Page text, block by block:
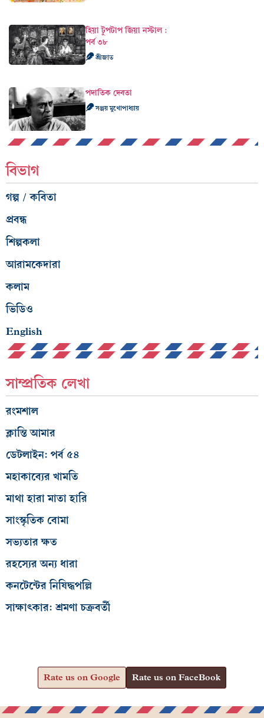
হিয়া টুপটাপ জিয়া নস্টাল :
পর্ব ৩৮
শ্রীজাত
পদাতিক দেবতা
সঞ্জয় মুখোপাধ্যায়
বিভাগ
গল্প / কবিতা
প্রবন্ধ
শিল্পকলা
আরামকেদারা
কলাম
ভিডিও
English
সাম্প্রতিক লেখা
রংমশাল
ক্লান্তি আমার
ডেটলাইন: পর্ব ৫৪
মহাকাব্যের খামতি
মাথা হারা মাতা হারি
সাংস্কৃতিক বোমা
সভ্যতার ক্ষত
রহস্যের অন্য ধারা
কনটেন্টের নিষিদ্ধপল্লি
সাক্ষাৎকার: শ্রমণা চক্রবর্তী
Rate us on Google Rate us on FaceBook